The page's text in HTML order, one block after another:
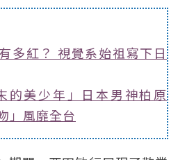
有多紅？ 視覺系始祖寫下日
的美少年」日本男神柏原
」風靡全台